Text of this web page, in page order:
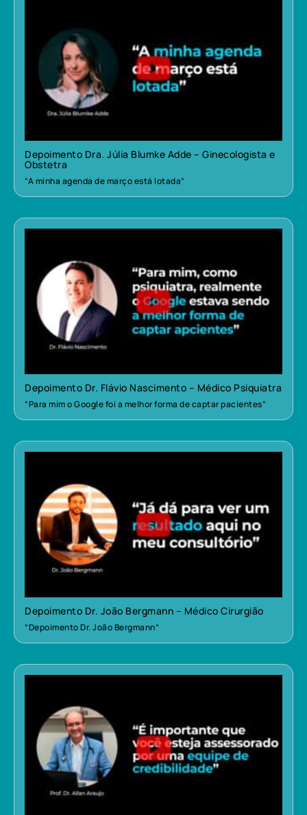
Depoimento Dra. Júlia Blumke Adde – Ginecologista e
Obstetra
“A minha agenda de março está lotada”
Depoimento Dr. Flávio Nascimento – Médico Psiquiatra
“Para mim o Google foi a melhor forma de captar pacientes”
Depoimento Dr. João Bergmann – Médico Cirurgião
“Depoimento Dr. João Bergmann”